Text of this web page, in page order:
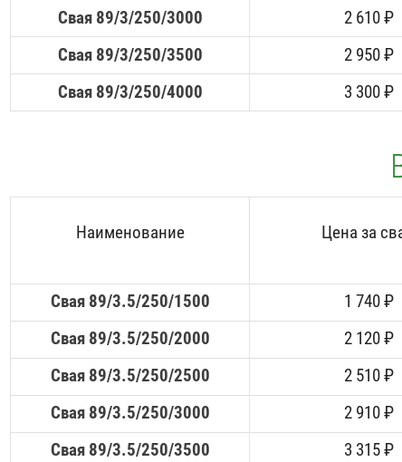
Свая 89/3/250/3000
2 610 ₽
Свая 89/3/250/3500
2 950 ₽
Свая 89/3/250/4000
3 300 ₽
Наименование Цена за
Свая 89/3.5/250/1500 1 740 ₽
Свая 89/3.5/250/2000
2 120 ₽
Свая 89/3.5/250/2500
2 510 ₽
Свая 89/3.5/250/3000
2 910 ₽
Свая 89/3.5/250/3500
3 315 ₽